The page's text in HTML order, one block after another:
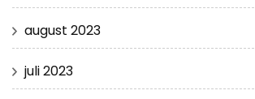
august 2023
juli 2023